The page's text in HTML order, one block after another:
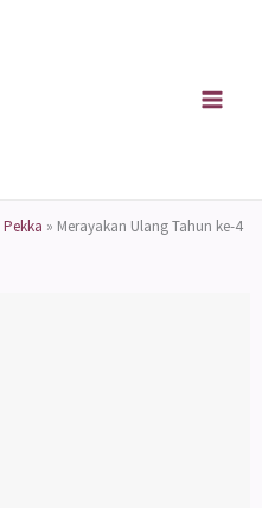
» Merayakan Ulang Tahun ke-4